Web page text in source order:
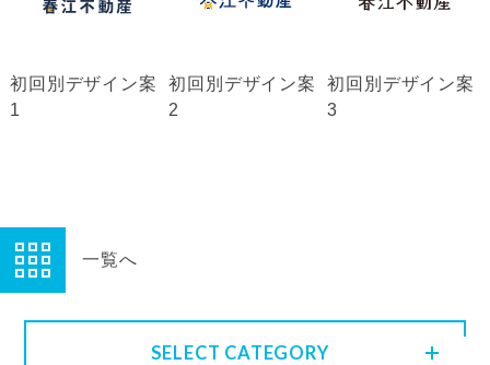
初回別デザイン案
1
初回別デザイン案
2
初回別デザイン案
3
一覧へ
SELECT CATEGORY